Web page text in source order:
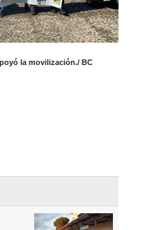
la movilización./ BC